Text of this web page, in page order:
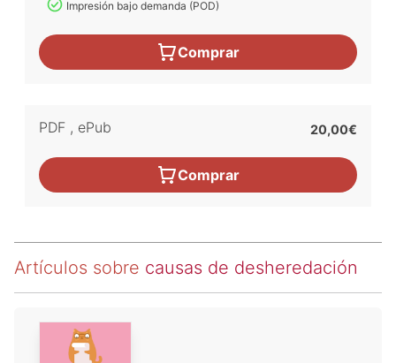
Impresión bajo demanda (POD)
Comprar
PDF , ePub 20,00€
Comprar
Artículos sobre causas de desheredación